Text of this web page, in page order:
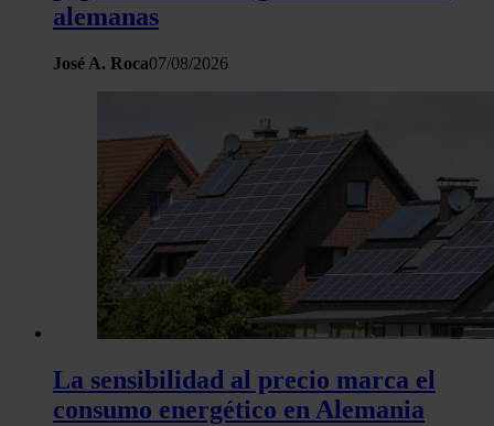
alemanas
José A. Roca07/08/2026
La sensibilidad al precio marca el
consumo energético en Alemania